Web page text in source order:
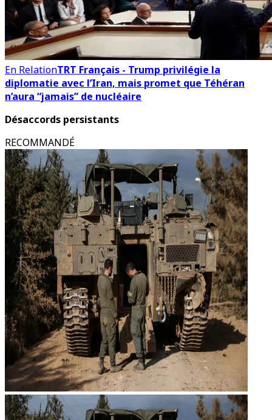
En RelationTRT Français - Trump privilégie la
diplomatie avec l’Iran, mais promet que Téhéran
n’aura “jamais” de nucléaire
Désaccords persistants
RECOMMANDÉ